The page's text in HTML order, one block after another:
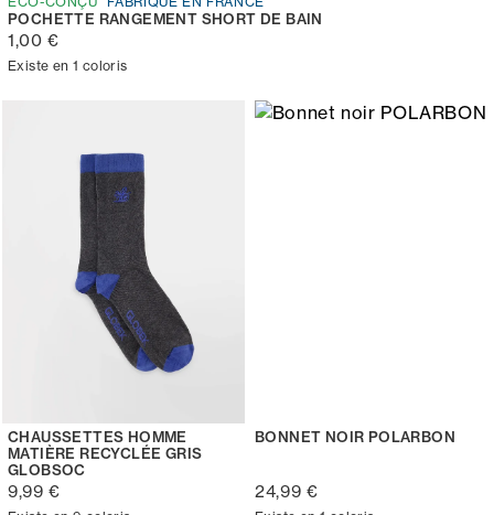
POCHETTE RANGEMENT SHORT DE BAIN
1,00 €
Existe en 1 coloris
CHAUSSETTES HOMME
MATIÈRE RECYCLÉE GRIS
GLOBSOC
9,99 €
BONNET NOIR POLARBON
24,99 €